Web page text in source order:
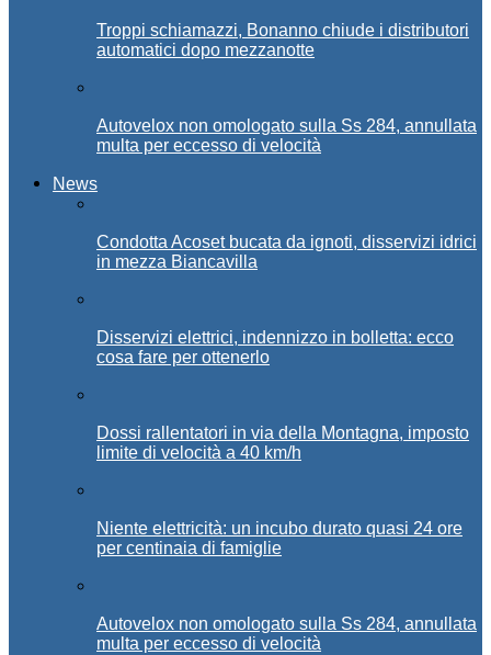
Troppi schiamazzi, Bonanno chiude i distributori
automatici dopo mezzanotte
Autovelox non omologato sulla Ss 284, annullata
multa per eccesso di velocità
News
Condotta Acoset bucata da ignoti, disservizi idrici
in mezza Biancavilla
Disservizi elettrici, indennizzo in bolletta: ecco
cosa fare per ottenerlo
Dossi rallentatori in via della Montagna, imposto
limite di velocità a 40 km/h
Niente elettricità: un incubo durato quasi 24 ore
per centinaia di famiglie
Autovelox non omologato sulla Ss 284, annullata
multa per eccesso di velocità